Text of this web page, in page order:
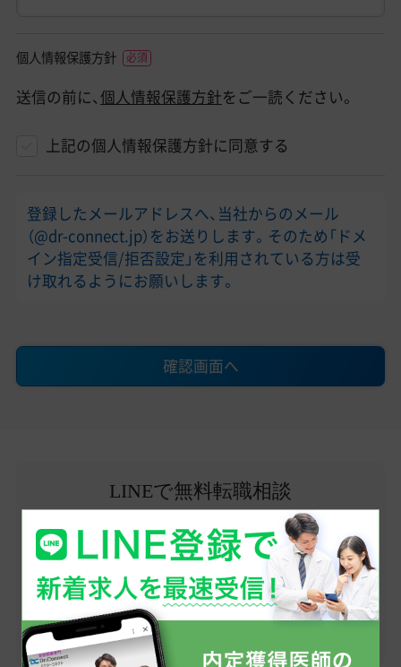
個人情報保護方針
送信の前に、個人情報保護方針をご一読ください。
上記の個人情報保護方針に同意する
登録したメールアドレスへ、当社からのメール
（@dr-connect.jp）をお送りします。そのため「ドメ
イン指定受信/拒否設定」を利用されている方は受
け取れるようにお願いします。
確認画面へ
LINEで無料転職相談
医師求人情報のお問い合わせから、転職への不安・
疑問点まで、お気軽にご相談ください。
まずはお友だち登録から！
友だち追加